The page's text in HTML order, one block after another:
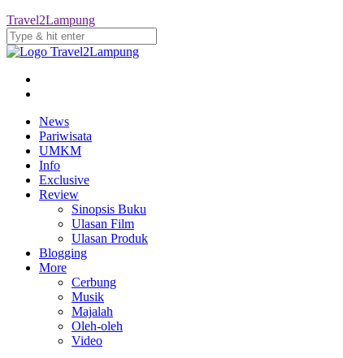
Travel2Lampung
News
Pariwisata
UMKM
Info
Exclusive
Review
Sinopsis Buku
Ulasan Film
Ulasan Produk
Blogging
More
Cerbung
Musik
Majalah
Oleh-oleh
Video